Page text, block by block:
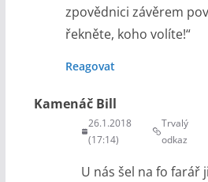
zpovědnici závěrem
řekněte, koho volíte!“
Reagovat
Kamenáč Bill
26.1.2018
(17:14)
Trvalý
odkaz
U nás šel na fo farář